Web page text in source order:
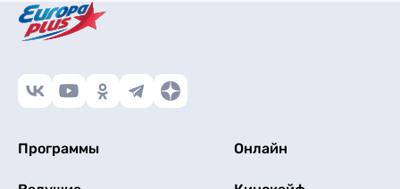
Программы Онлайн